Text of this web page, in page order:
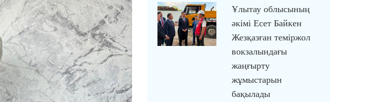
Ұлытау облысының
әкімі Есет Байкен
Жезқазған теміржол
вокзалындағы
жаңғырту
жұмыстарын
бақылады